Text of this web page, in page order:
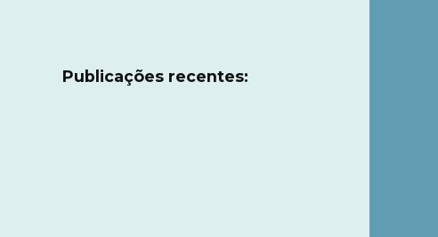
Publicações recentes: